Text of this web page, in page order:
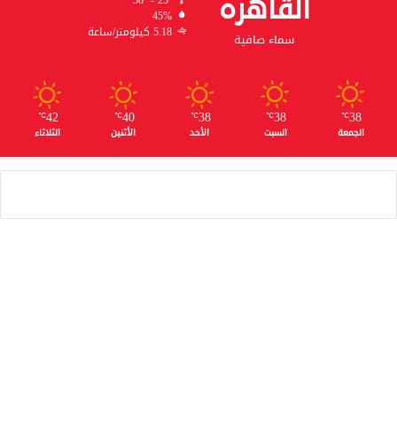
سماء صافية
45%
5.18 كيلومتر/ساعة
38
℃
الجمعة
38
℃
السبت
38
℃
الأحد
40
℃
الأثنين
42
℃
الثلاثاء